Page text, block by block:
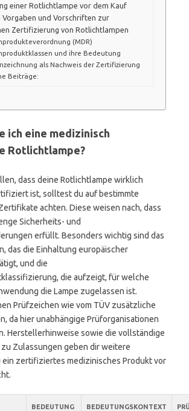
einer Rotlichtlampe vor dem Kauf
Vorgaben und Vorschriften zur
Zertifizierung von Rotlichtlampen
(MDR)
und ihre Bedeutung
als Nachweis der Zertifizierung
Beiträge:
ich eine medizinisch
Rotlichtlampe?
dass deine Rotlichtlampe wirklich
ist, solltest du auf bestimmte
achten. Diese weisen nach, dass
Sicherheits- und
erfüllt. Besonders wichtig sind das
das die Einhaltung europäischer
und die
die aufzeigt, für welche
die Lampe zugelassen ist.
Prüfzeichen wie vom TÜV zusätzliche
da hier unabhängige Prüforganisationen
Herstellerhinweise sowie die vollständige
Zulassungen geben dir weitere
ein zertifiziertes medizinisches Produkt vor
BEDEUTUNG BEDEUTUNGSKONTEXT